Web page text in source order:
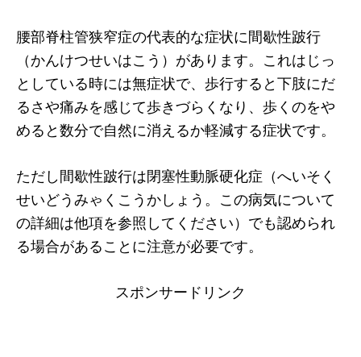
腰部脊柱管狭窄症の代表的な症状に間歇性跛行
（かんけつせいはこう）があります。これはじっ
としている時には無症状で、歩行すると下肢にだ
るさや痛みを感じて歩きづらくなり、歩くのをや
めると数分で自然に消えるか軽減する症状です。
ただし間歇性跛行は閉塞性動脈硬化症（へいそく
せいどうみゃくこうかしょう。この病気について
の詳細は他項を参照してください）でも認められ
る場合があることに注意が必要です。
スポンサードリンク